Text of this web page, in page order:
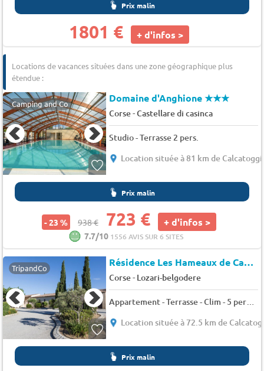
Prix malin
1801 € + d'infos >
Locations de vacances situées dans une zone géographique plus
étendue :
Camping and Co Domaine d'Anghione★★★
Corse-Castellare di casinca
Studio - Terrasse 2 pers.
Location située à 81 km de
Prix malin
- 23 % 938 € 723 € + d'infos >
7.7/10 1556 AVIS SUR 6 SITES
TripandCo Résidence Les Hameaux de Capra Scorsa*
Corse- Lozari-belgodere
Appartement - Terrasse - Clim - 5 pers. - 35m2
Location située à 72.5 km de
Prix malin